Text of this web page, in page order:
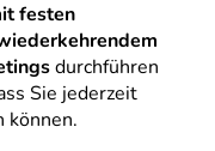
festen
durchführen
Sie jederzeit
können.